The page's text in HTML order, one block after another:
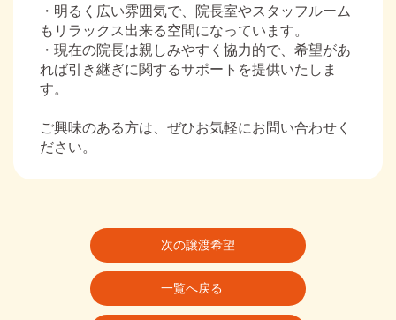
・明るく広い雰囲気で、院長室やスタッフルーム
もリラックス出来る空間になっています。
・現在の院長は親しみやすく協力的で、希望があ
れば引き継ぎに関するサポートを提供いたしま
す。
ご興味のある方は、ぜひお気軽にお問い合わせく
ださい。
次の譲渡希望
一覧へ戻る